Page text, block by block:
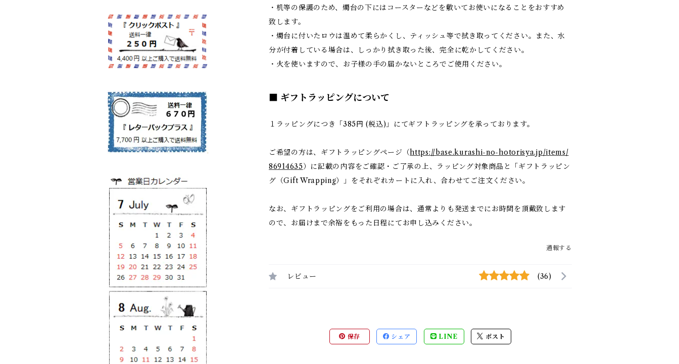
・机等の保護のため、燭台の下にはコースターなどを敷いてお使いになることをおすすめ
致します。
・燭台に付いたロウは温めて柔らかくし、ティッシュ等で拭き取ってください。また、水
分が付着している場合は、しっかり拭き取った後、完全に乾かしてください。
・火を使いますので、お子様の手の届かないところでご使用ください。
■ ギフトラッピングについて
１ラッピングにつき「385円 (税込)」にてギフトラッピングを承っております。
ご希望の方は、ギフトラッピングページ（https://base.kurashi-no-hotorisya.jp/items/
86914635）に記載の内容をご確認・ご了承の上、ラッピング対象商品と「ギフトラッピン
グ（Gift Wrapping）」をそれぞれカートに入れ、合わせてご注文ください。
なお、ギフトラッピングをご利用の場合は、通常よりも発送までにお時間を頂戴致します
ので、お届けまで余裕をもった日程にてお申し込みください。
通報する
レビュー (36)
保存 シェア LINE ポスト